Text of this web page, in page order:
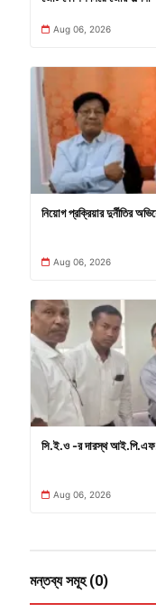
Aug 06, 2026
নিয়োগ প্রক্রিয়ার দুর্নীতির
Aug 06, 2026
সি.ই.ও -র দারস্থ
Aug 06, 2026
মন্তব্য সমূহ (0)